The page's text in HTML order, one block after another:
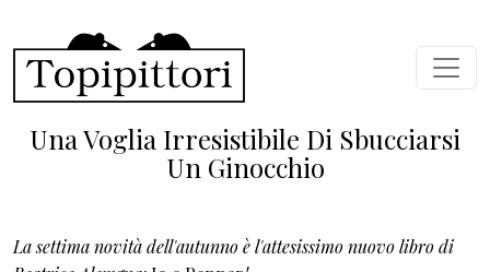
Una Voglia Irresistibile Di Sbucciarsi
Un Ginocchio
La settima novità dell'autunno è l'attesissimo nuovo libro di